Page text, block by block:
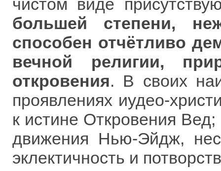
чистом виде
большей степени,
способен отчётливо
вечной религии,
откровения. В своих
проявлениях иудео-
к истине Откровения
движения Нью-Эйдж,
эклектичность и